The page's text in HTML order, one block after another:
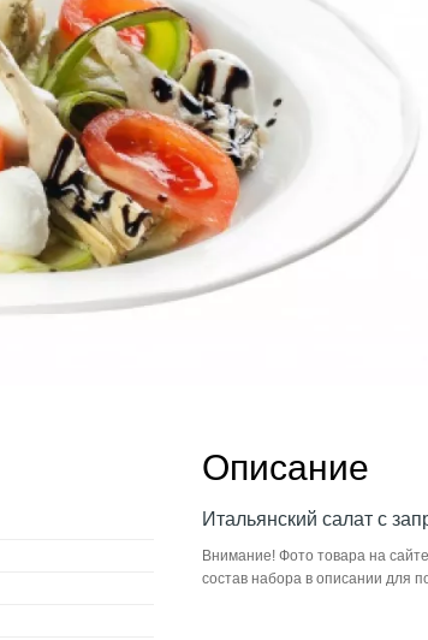
Описание
Итальянский салат с
Внимание! Фото товара на
состав набора в описании для